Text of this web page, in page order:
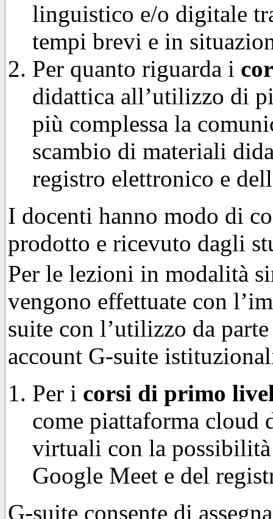
linguistico e/o digitale
tempi brevi e in
Per quanto riguarda i
didattica all’utilizzo di
più complessa la
scambio di materiali
registro elettronico e
I docenti hanno modo di
prodotto e ricevuto dagli
Per le lezioni in modalità
vengono effettuate con
suite con l’utilizzo da
account G-suite
Per i corsi di primo
come piattaforma cloud
virtuali con la
Google Meet e del
G-suite consente di